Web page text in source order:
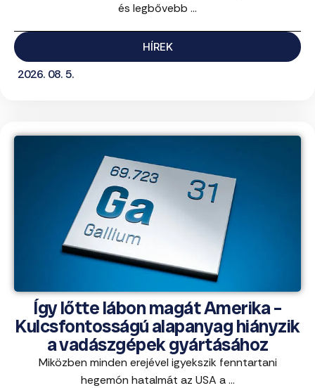
és legbővebb ...
HÍREK
2026. 08. 5.
Így lőtte lábon magát Amerika –
Kulcsfontosságú alapanyag hiányzik
a vadászgépek gyártásához
Miközben minden erejével igyekszik fenntartani
hegemón hatalmát az USA a ...